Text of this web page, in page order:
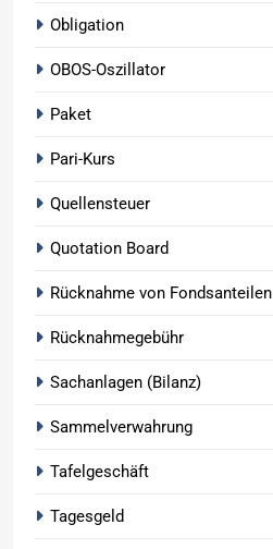
Obligation
OBOS-Oszillator
Paket
Pari-Kurs
Quellensteuer
Quotation Board
Rücknahme von Fondsanteilen
Rücknahmegebühr
Sachanlagen (Bilanz)
Sammelverwahrung
Tafelgeschäft
Tagesgeld